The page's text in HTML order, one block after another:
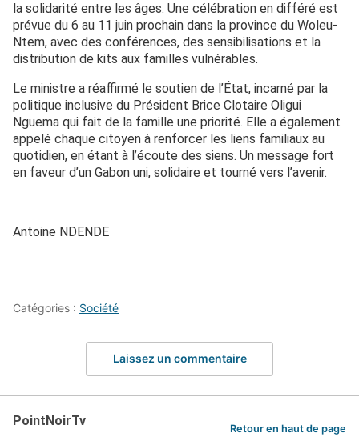
la solidarité entre les âges. Une célébration en différé est
prévue du 6 au 11 juin prochain dans la province du Woleu-
Ntem, avec des conférences, des sensibilisations et la
distribution de kits aux familles vulnérables.
Le ministre a réaffirmé le soutien de l’État, incarné par la
politique inclusive du Président Brice Clotaire Oligui
Nguema qui fait de la famille une priorité. Elle a également
appelé chaque citoyen à renforcer les liens familiaux au
quotidien, en étant à l’écoute des siens. Un message fort
en faveur d’un Gabon uni, solidaire et tourné vers l’avenir.
Antoine NDENDE
Catégories : Société
Laissez un commentaire
PointNoirTv
Retour en haut de page